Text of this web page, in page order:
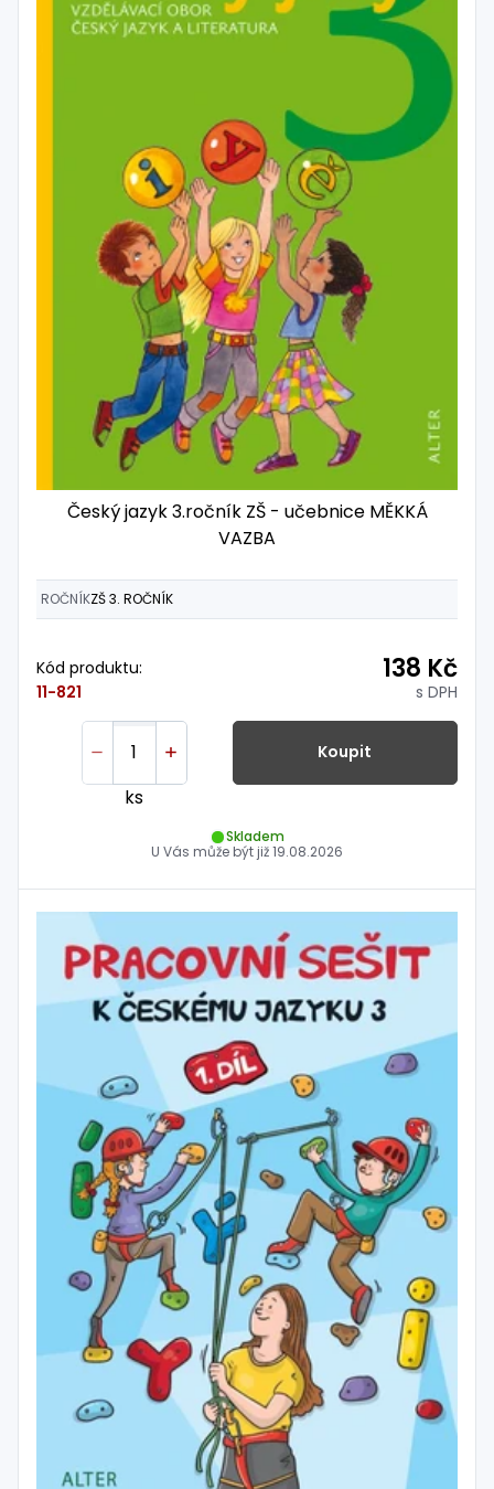
Český jazyk 3.ročník ZŠ - učebnice MĚKKÁ
VAZBA
ROČNÍKZŠ 3. ROČNÍK
Kód produktu:
11-821
138 Kč
s DPH
ks
Koupit
Skladem
U Vás může být již19.08.2026